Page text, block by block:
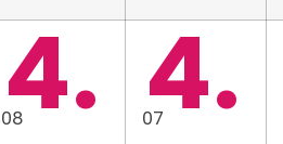
4.
08 4.
07